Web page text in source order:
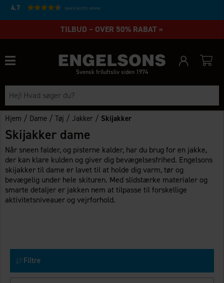
4.7 Baseret på 27231 stemmer
TILBUD – OVER 50% RABAT »
Svensk friluftsliv siden 1974
Hjem / Dame /Tøj /Jakker / Skijakker
Skijakker dame
Når sneen falder, og pisterne kalder, har du brug for en jakke,
der kan klare kulden og giver dig bevægelsesfrihed. Engelsons
skijakker til dame er lavet til at holde dig varm, tør og
bevægelig under hele skituren. Med slidstærke materialer og
smarte detaljer er jakken nem at tilpasse til forskellige
aktivitetsniveauer og vejrforhold.
Filtre